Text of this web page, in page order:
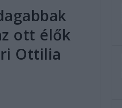
ott élők
Ottilia